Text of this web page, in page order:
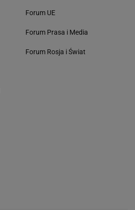
Forum UE
Forum Prasa i Media
Forum Rosja i Świat